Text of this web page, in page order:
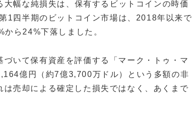
幅な純損失は、保有するビットコインの時価
1四半期のビットコイン市場は、2018年以来で
ら24%下落しました。
いて保有資産を評価する「マーク・トゥ・マ
億円（約7億3,700万ドル）という多額の非
売却による確定した損失ではなく、あくまで